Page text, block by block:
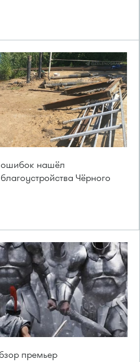
ошибок нашёл
Чёрного
премьер